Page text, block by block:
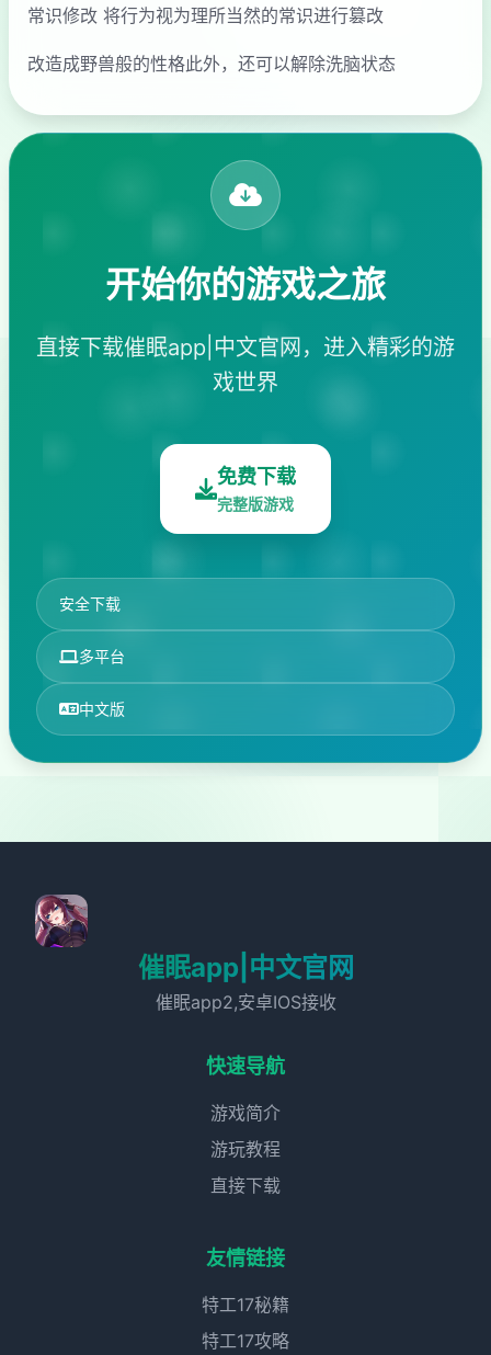
常识修改 将行为视为理所当然的常识进行篡改
改造成野兽般的性格此外，还可以解除洗脑状态
开始你的游戏之旅
直接下载催眠app|中文官网，进入精彩的游
戏世界
免费下载
完整版游戏
安全下载
多平台
中文版
催眠app|中文官网
催眠app2,安卓IOS接收
快速导航
游戏简介
游玩教程
直接下载
友情链接
特工17秘籍
特工17攻略